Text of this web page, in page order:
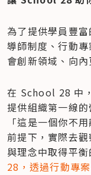
為了提供學員豐
導師制度、行動
會創新領域、向內
在 School 28 中
提供組織第一線
「這是一個你不
前提下，實際去
與理念中取得平
28，透過行動專